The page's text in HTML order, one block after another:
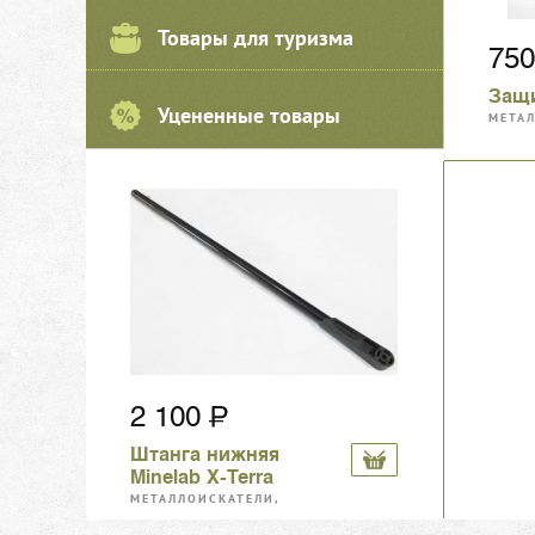
Товары для туризма
Уцененные товары
750
2 100
Штанга нижняя
Minelab X-Terrа
МЕТАЛЛОИСКАТЕЛИ,